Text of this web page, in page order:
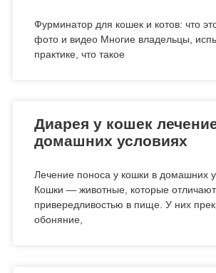
Фурминатор для кошек и котов: что
фото и видео Многие владельцы,
практике, что такое
Диарея у кошек
домашних условиях
Лечение поноса у кошки в домашних
Кошки — животные, которые
привередливостью в пище. У них
обоняние,